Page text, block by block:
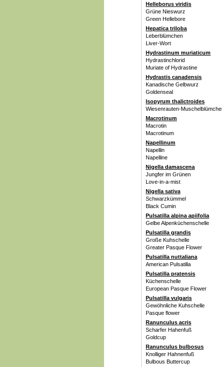
Helleborus viridis
Grüne Nieswurz
Green Hellebore
Hepatica triloba
Leberblümchen
Liver-Wort
Hydrastinum muriaticum
Hydrastinchlorid
Muriate of Hydrastine
Hydrastis canadensis
Kanadische Gelbwurz
Goldenseal
Isopyrum thalictroides
Wiesenrauten-
Macrotinum
Macrotin
Macrotinum
Napellinum
Napellin
Napelline
Nigella damascena
Jungfer im Grünen
Love-in-a-mist
Nigella sativa
Schwarzkümmel
Black Cumin
Pulsatilla alpina apiifolia
Gelbe Alpenküchenschelle
Pulsatilla grandis
Große Kuhschelle
Greater Pasque Flower
Pulsatilla nuttaliana
American Pulsatilla
Pulsatilla pratensis
Küchenschelle
European Pasque Flower
Pulsatilla vulgaris
Gewöhnliche Kuhschelle
Pasque flower
Ranunculus acris
Scharfer Hahenfuß
Goldcup
Ranunculus bulbosus
Knolliger Hahnenfuß
Bulbous Buttercup